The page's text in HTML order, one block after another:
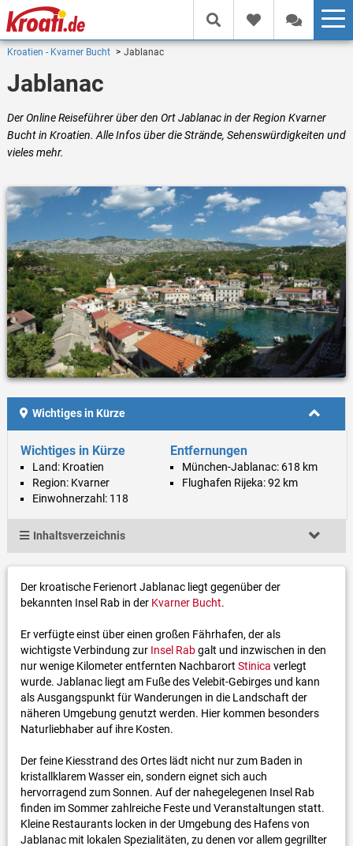
Kroatien - Kvarner Bucht Jablanac
Jablanac
Der Online Reiseführer über den Ort Jablanac in der Region Kvarner
Bucht in Kroatien. Alle Infos über die Strände, Sehenswürdigkeiten und
vieles mehr.
Wichtiges in Kürze
Wichtiges in Kürze
Land: Kroatien
Region: Kvarner
Einwohnerzahl: 118
Entfernungen
München-Jablanac: 618 km
Flughafen Rijeka: 92 km
Inhaltsverzeichnis
Der kroatische Ferienort Jablanac liegt gegenüber der
bekannten Insel Rab in der Kvarner Bucht.
Er verfügte einst über einen großen Fährhafen, der als
wichtigste Verbindung zur Insel Rabgalt und inzwischen in den
nur wenige Kilometer entfernten Nachbarort Stinica verlegt
wurde. Jablanac liegt am Fuße des Velebit-Gebirges und kann
als Ausgangspunkt für Wanderungen in die Landschaft der
näheren Umgebung genutzt werden. Hier kommen besonders
Naturliebhaber auf ihre Kosten.
Der feine Kiesstrand des Ortes lädt nicht nur zum Baden in
kristallklarem Wasser ein, sondern eignet sich auch
hervorragend zum Sonnen. Auf der nahegelegenen Insel Rab
finden im Sommer zahlreiche Feste und Veranstaltungen statt.
Kleine Restaurants locken in der Umgebung des Hafens von
Jablanac mit lokalen Spezialitäten, zu denen vor allem gegrillter